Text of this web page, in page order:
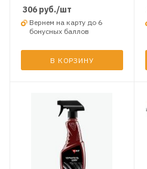
306 руб./шт
Вернем на карту до 6
бонусных баллов
В КОРЗИНУ